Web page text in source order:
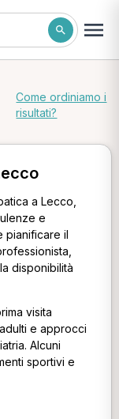
Come ordiniamo i
risultati?
a Lecco,
e
pianificare il
disponibilità
visita
e approcci
Alcuni
sportivi e